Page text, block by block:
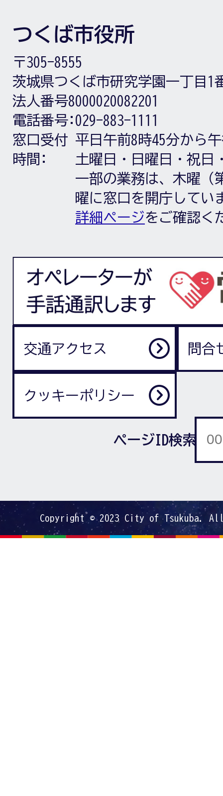
つくば市役所
〒305-8555
茨城県つくば市研究学園一丁目1
法人番号8000020082201
電話番号: 029-883-1111
窓口受付
時間:
平日午前8時45分から
土曜日・日曜日・祝日
一部の業務は、木曜（
曜に窓口を開庁してい
詳細ページをご確認く
交通アクセス 問合
クッキーポリシー
ページID検索
Copyright © 2023 City of Tsukuba.